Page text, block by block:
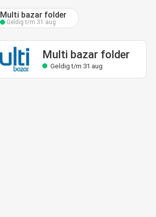
Multi bazar folder
Geldig t/m 31 aug
Multi bazar folder
Geldig t/m 31 aug